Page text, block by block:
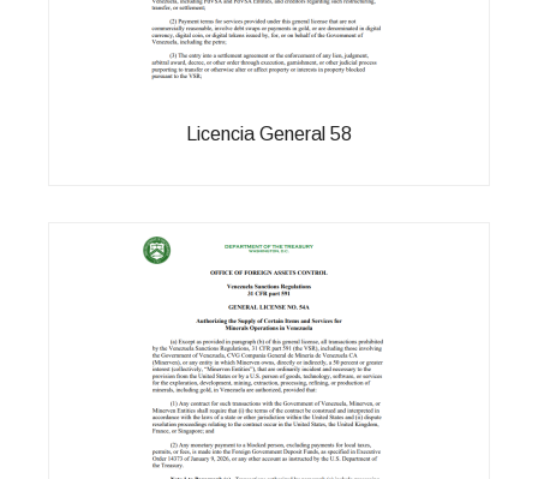
Licencia General 58